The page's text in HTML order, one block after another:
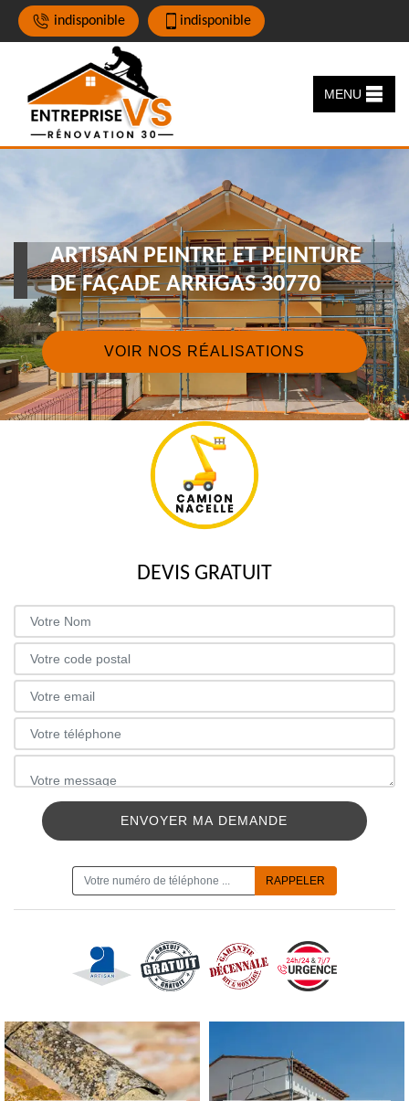
indisponible indisponible
MENU
ARTISAN PEINTRE ET PEINTURE
DE FAÇADE ARRIGAS 30770
VOIR NOS RÉALISATIONS
DEVIS GRATUIT